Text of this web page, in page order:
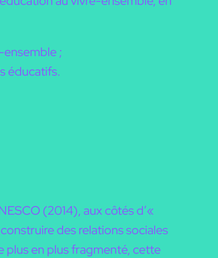
;
éducatifs.
(2014), aux côtés d’«
des relations sociales
plus en plus fragmenté, cette